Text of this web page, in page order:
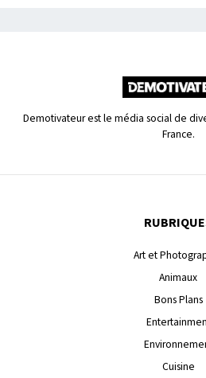
Demotivateur est le média social de
France.
Art et
Animaux
Bons Plans
Cuisine